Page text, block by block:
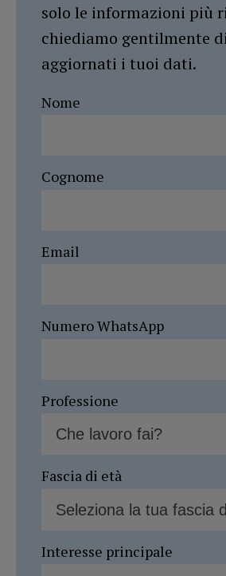
solo le informazioni più
chiediamo gentilmente
aggiornati i tuoi dati.
Nome
Cognome
Email
Numero WhatsApp
Professione
Fascia di età
Interesse principale